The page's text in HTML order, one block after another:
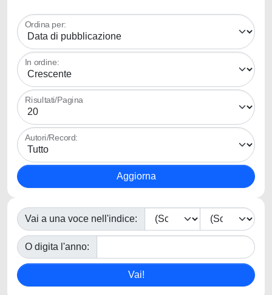
Ordina per:
In ordine:
Risultati/Pagina
Autori/Record:
Vai a una voce nell'indice:
O digita l'anno: